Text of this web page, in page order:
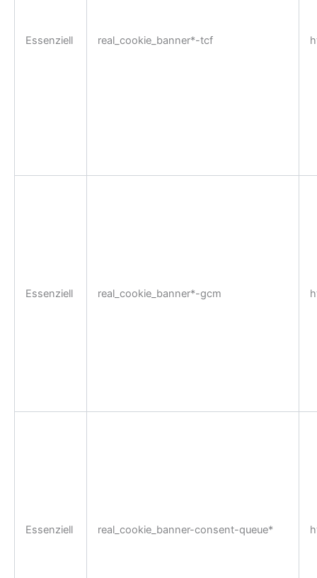
Essenziell real_cookie_banner*-tcf
Essenziell real_cookie_banner*-gcm
Essenziell real_cookie_banner-consent-queue*